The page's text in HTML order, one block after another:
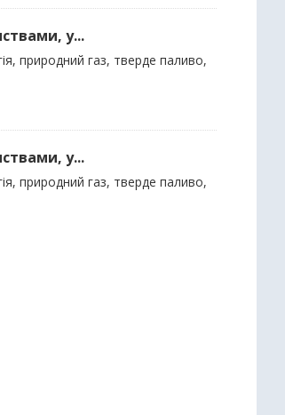
у...
природний газ, тверде паливо,
у...
природний газ, тверде паливо,